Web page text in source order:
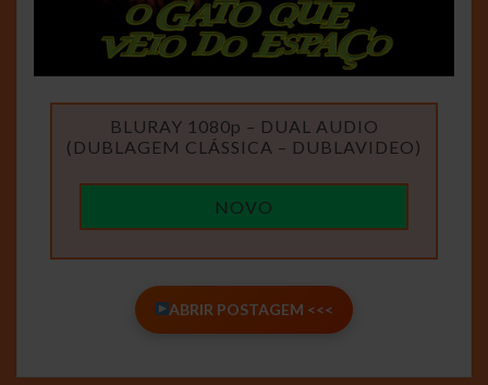
BLURAY 1080p – DUAL AUDIO
(DUBLAGEM CLÁSSICA – DUBLAVIDEO)
NOVO
ABRIR POSTAGEM <<<